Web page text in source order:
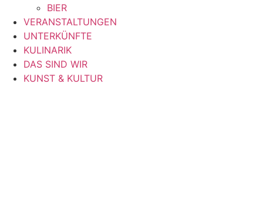
BIER
VERANSTALTUNGEN
UNTERKÜNFTE
KULINARIK
DAS SIND WIR
KUNST & KULTUR